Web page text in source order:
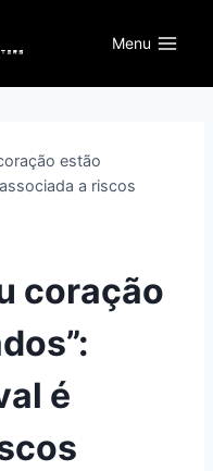
Menu
estão
a riscos
coração
é